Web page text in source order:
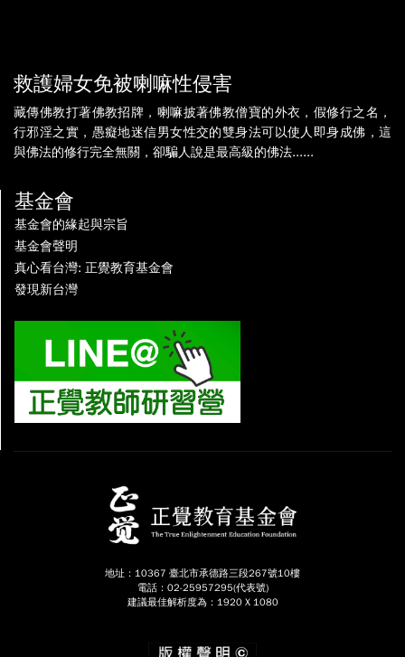
救護婦女免被喇嘛性侵害
藏傳佛教打著佛教招牌，喇嘛披著佛教僧寶的外衣，假修行之名，
行邪淫之實，愚癡地迷信男女性交的雙身法可以使人即身成佛，這
與佛法的修行完全無關，卻騙人說是最高級的佛法......
基金會
基金會的緣起與宗旨
基金會聲明
真心看台灣: 正覺教育基金會
發現新台灣
地址：10367 臺北市承德路三段267號10樓
電話：02-25957295(代表號)
建議最佳解析度為：1920 X 1080